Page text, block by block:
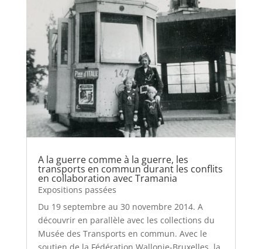
A la guerre comme à la guerre, les
transports en commun durant les conflits
en collaboration avec Tramania
Expositions passées
Du 19 septembre au 30 novembre 2014. A
découvrir en parallèle avec les collections du
Musée des Transports en commun. Avec le